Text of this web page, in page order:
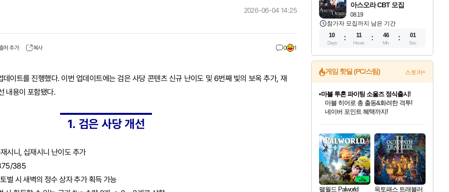
처 추가 복사 0 1
2026-06-04 14:25
이트를 진행했다. 이번 업데이트에는 검은 사당 콘텐츠 신규 난이도 및 6번째 빛의 보옥 추가, 재
내용이 포함됐다.
1. 검은 사당 개선
시니, 십재시니 난이도 추가
385
벌 시 새벽의 정수 상자 추가 획득 가능
08.19
아스오라 CBT 모집
참가자 모집까지 남은 기간
10
Days
11
Hours
46
Min
00
Sec
게임 핫딜 (PC/스팀) 스토어+
최대 90% 할인가를 만나보세요!
네이버혜택과 함께 만나보세요!
50%할인&추가 적립까지!
마블 투혼 파이팅 소울즈 정식출시!
마블 히어로 총 출동&화려한 격투!
네이버 포인트 혜택까지!
이니&베니 혜택까지!
네이버 혜택가와 함께 예약하세요!
할인&네이버혜택으로 만나보세요!
네이버페이 혜택과 만나보세요!
40주년 프로모션으로 만나보세요!
할인가에 만나보세요!
일부 에디션 상시 할인!
혜택으로 예약 판매 중
편안하게 충전하세요
팰월드 Palworld
옥토패스 트래블러